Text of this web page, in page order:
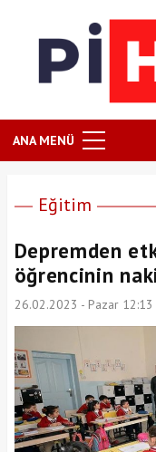
ANA MENÜ
Eğitim
Depremden
öğrencinin
26.02.2023 - Pazar 12:13